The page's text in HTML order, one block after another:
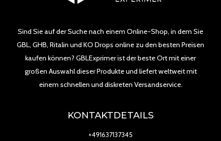
Sind Sie auf der Suche nach einem Online-Shop, in dem Sie
GBL, GHB, Ritalin und KO Drops online zu den besten Preisen
kaufen können? GBLExprimer ist der beste Ort mit einer
großen Auswahl dieser Produkte und liefert weltweit mit
einem schnellen und diskreten Versandservice.
KONTAKTDETAILS
+491637137345